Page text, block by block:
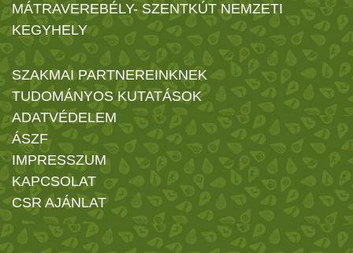
MÁTRAVEREBÉLY- SZENTKÚT NEMZETI
KEGYHELY
SZAKMAI PARTNEREINKNEK
TUDOMÁNYOS KUTATÁSOK
ADATVÉDELEM
ÁSZF
IMPRESSZUM
KAPCSOLAT
CSR AJÁNLAT